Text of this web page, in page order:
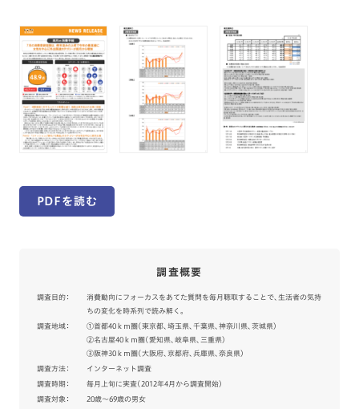
PDFを読む
調査概要
調査目的：
消費動向にフォーカスをあてた質問を毎月聴取することで、生活者の気持
ちの変化を時系列で読み解く。
調査地域：
①首都40ｋｍ圏（東京都、埼玉県、千葉県、神奈川県、茨城県）
②名古屋40ｋｍ圏（愛知県、岐阜県、三重県）
③阪神30ｋｍ圏（大阪府、京都府、兵庫県、奈良県）
調査方法： インターネット調査
調査時期： 毎月上旬に実査（2012年4月から調査開始）
調査対象： 20歳～69歳の男女